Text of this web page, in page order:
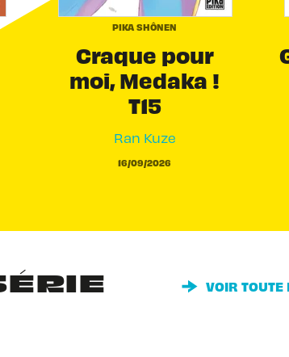
PIKA SHÔNEN
Craque pour
moi, Medaka !
T15
Ran Kuze
16/09/2026
VOIR TOUTE